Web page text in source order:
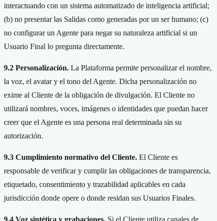
interactuando con un sistema automatizado de inteligencia artificial;
(b) no presentar las Salidas como generadas por un ser humano; (c)
no configurar un Agente para negar su naturaleza artificial si un
Usuario Final lo pregunta directamente.
9.2 Personalización. La Plataforma permite personalizar el nombre,
la voz, el avatar y el tono del Agente. Dicha personalización no
exime al Cliente de la obligación de divulgación. El Cliente no
utilizará nombres, voces, imágenes o identidades que puedan hacer
creer que el Agente es una persona real determinada sin su
autorización.
9.3 Cumplimiento normativo del Cliente. El Cliente es
responsable de verificar y cumplir las obligaciones de transparencia,
etiquetado, consentimiento y trazabilidad aplicables en cada
jurisdicción donde opere o donde residan sus Usuarios Finales.